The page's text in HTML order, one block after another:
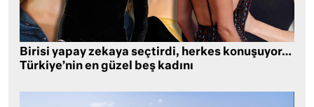
Birisi yapay zekaya seçtirdi, herkes konuşuyor…
Türkiye’nin en güzel beş kadını